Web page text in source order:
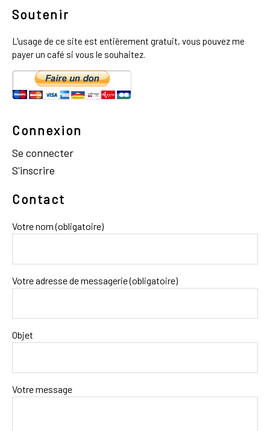
Soutenir
L'usage de ce site est entièrement gratuit, vous pouvez me
payer un café si vous le souhaitez.
Connexion
Se connecter
S'inscrire
Contact
Votre nom (obligatoire)
Votre adresse de messagerie (obligatoire)
Objet
Votre message